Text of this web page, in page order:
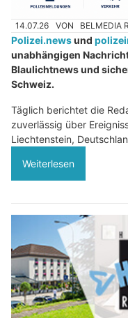
14.07.26 VON BELMEDIA
Polizei.newsund
unabhängigen
Blaulichtnews und
Schweiz.
Täglich berichtet die
zuverlässig über
Liechtenstein,
Weiterlesen